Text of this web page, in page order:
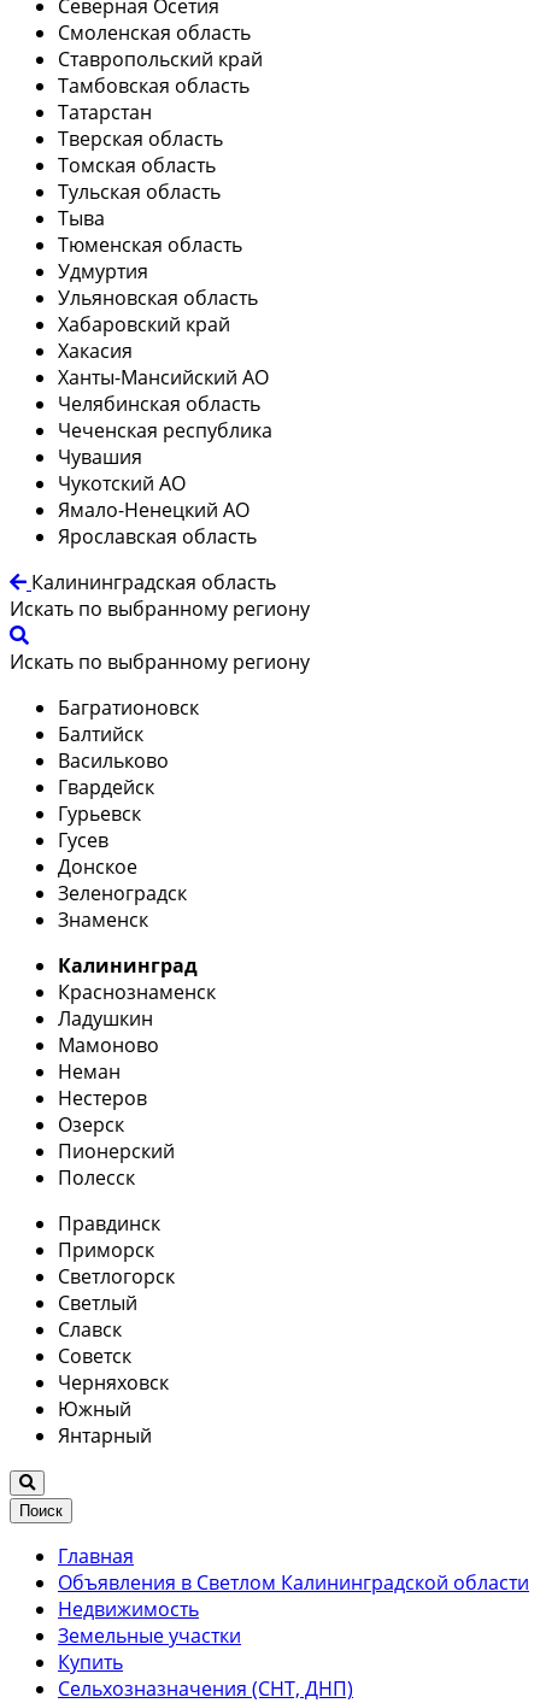
Северная Осетия
Смоленская область
Ставропольский край
Тамбовская область
Татарстан
Тверская область
Томская область
Тульская область
Тыва
Тюменская область
Удмуртия
Ульяновская область
Хабаровский край
Хакасия
Ханты-Мансийский АО
Челябинская область
Чеченская республика
Чувашия
Чукотский АО
Ямало-Ненецкий АО
Ярославская область
Калининградская область
Искать по выбранному региону
Искать по выбранному региону
Багратионовск
Балтийск
Васильково
Гвардейск
Гурьевск
Гусев
Донское
Зеленоградск
Знаменск
Калининград
Краснознаменск
Ладушкин
Мамоново
Неман
Нестеров
Озерск
Пионерский
Полесск
Правдинск
Приморск
Светлогорск
Светлый
Славск
Советск
Черняховск
Южный
Янтарный
Поиск
Главная
Объявления в Светлом Калининградской области
Недвижимость
Земельные участки
Купить
Сельхозназначения (СНТ, ДНП)